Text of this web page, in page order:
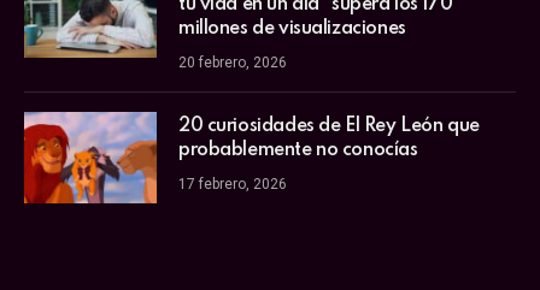
tu vida en un día” supera los 170
millones de visualizaciones
20 febrero, 2026
20 curiosidades de El Rey León que
probablemente no conocías
17 febrero, 2026